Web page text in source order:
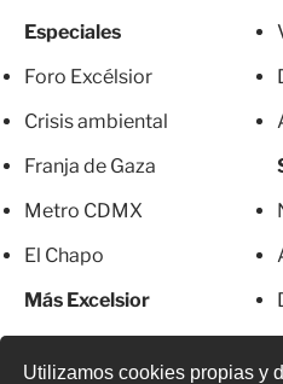
Utilizamos cookies propias y
Especiales
Foro Excélsior
Crisis ambiental
Franja de Gaza
Metro CDMX
El Chapo
Más Excelsior